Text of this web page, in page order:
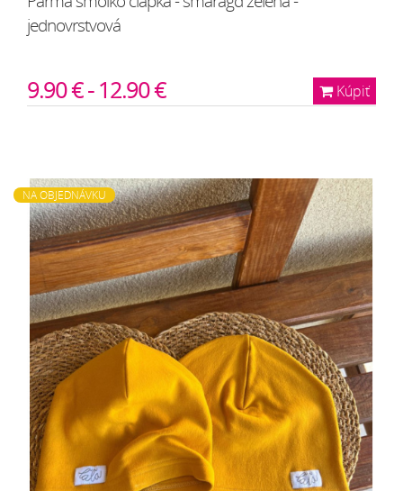
jednovrstvová
Kúpiť
9.90 € - 12.90 €
NA OBJEDNÁVKU